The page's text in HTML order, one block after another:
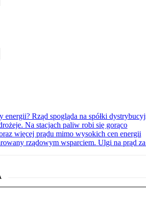
energii? Rząd spogląda na spółki
Na stacjach paliw robi się gorąco
więcej prądu mimo wysokich cen energii
rządowym wsparciem. Ulgi na prąd za